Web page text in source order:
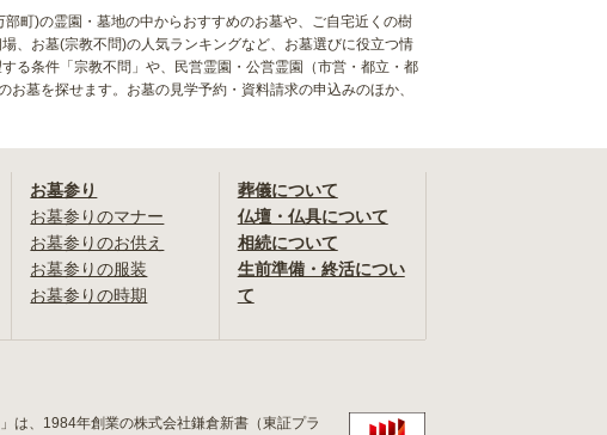
町)の霊園・墓地の中からおすすめのお墓や、ご自宅近くの樹
、お墓(宗教不問)の人気ランキングなど、お墓選びに役立つ情
る条件「宗教不問」や、民営霊園・公営霊園（市営・都立・都
墓を探せます。お墓の見学予約・資料請求の申込みのほか、
お墓参り
お墓参りのマナー
お墓参りのお供え
お墓参りの服装
お墓参りの時期
葬儀について
仏壇・仏具について
相続について
生前準備・終活につい
て
」は、1984年創業の株式会社鎌倉新書（東証プラ